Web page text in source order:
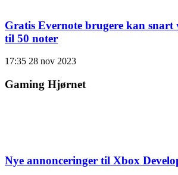
Gratis Evernote brugere kan
til 50 noter
17:35 28 nov 2023
Gaming Hjørnet
Nye annonceringer til Xbox